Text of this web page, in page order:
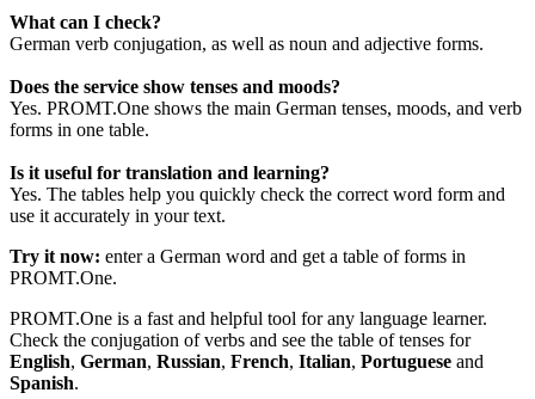
What can I check?
German verb conjugation, as well as noun and adjective forms.
Does the service show tenses and moods?
Yes. PROMT.One shows the main German tenses, moods, and verb
forms in one table.
Is it useful for translation and learning?
Yes. The tables help you quickly check the correct word form and
use it accurately in your text.
Try it now: enter a German word and get a table of forms in
PROMT.One.
PROMT.One is a fast and helpful tool for any language learner.
Check the conjugation of verbs and see the table of tenses for
English, German, Russian, French, Italian, Portuguese and
Spanish.